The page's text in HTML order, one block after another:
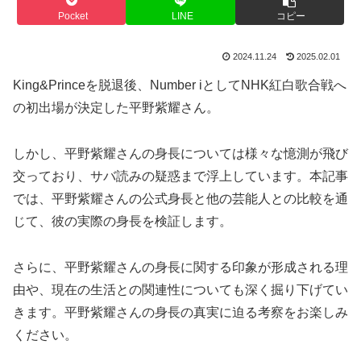
Pocket LINE コピー
2024.11.24 2025.02.01
King&Princeを脱退後、Number iとしてNHK紅白歌合戦へ
の初出場が決定した平野紫耀さん。
しかし、平野紫耀さんの身長については様々な憶測が飛び
交っており、サバ読みの疑惑まで浮上しています。本記事
では、平野紫耀さんの公式身長と他の芸能人との比較を通
じて、彼の実際の身長を検証します。
さらに、平野紫耀さんの身長に関する印象が形成される理
由や、現在の生活との関連性についても深く掘り下げてい
きます。平野紫耀さんの身長の真実に迫る考察をお楽しみ
ください。